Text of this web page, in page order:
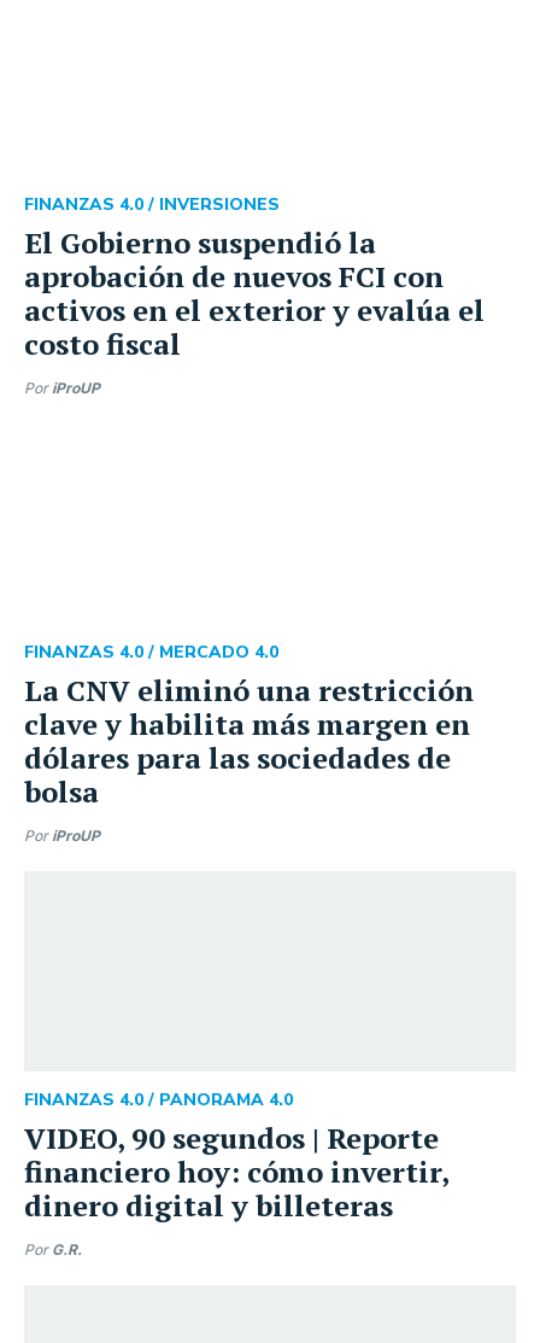
El Gobierno suspendió la
aprobación de nuevos FCI con
activos en el exterior y evalúa el
costo fiscal
FINANZAS 4.0 / INVERSIONES
Por iProUP
La CNV eliminó una restricción
clave y habilita más margen en
dólares para las sociedades de
bolsa
FINANZAS 4.0 / MERCADO 4.0
Por iProUP
VIDEO, 90 segundos | Reporte
financiero hoy: cómo invertir,
dinero digital y billeteras
FINANZAS 4.0 / PANORAMA 4.0
Por G.R.